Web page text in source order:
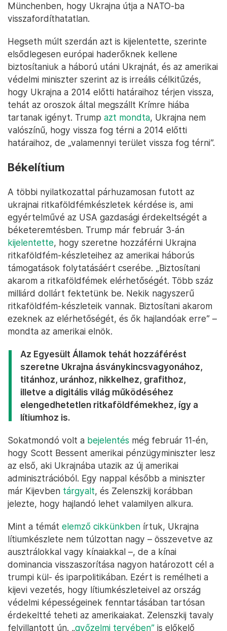
Münchenben, hogy Ukrajna útja a NATO-ba
visszafordíthatatlan.
Hegseth múlt szerdán azt is kijelentette, szerinte
elsődlegesen európai haderőknek kellene
biztosítaniuk a háború utáni Ukrajnát, és az amerikai
védelmi miniszter szerint az is irreális célkitűzés,
hogy Ukrajna a 2014 előtti határaihoz térjen vissza,
tehát az oroszok által megszállt Krímre hiába
tartanak igényt. Trump azt mondta, Ukrajna nem
valószínű, hogy vissza fog térni a 2014 előtti
határaihoz, de „valamennyi terület vissza fog térni”.
Békelítium
A többi nyilatkozattal párhuzamosan futott az
ukrajnai ritkaföldfémkészletek kérdése is, ami
egyértelművé az USA gazdasági érdekeltségét a
béketeremtésben. Trump már február 3-án
kijelentette, hogy szeretne hozzáférni Ukrajna
ritkaföldfém-készleteihez az amerikai háborús
támogatások folytatásáért cserébe. „Biztosítani
akarom a ritkaföldfémek elérhetőségét. Több száz
milliárd dollárt fektetünk be. Nekik nagyszerű
ritkaföldfém-készleteik vannak. Biztosítani akarom
ezeknek az elérhetőségét, és ők hajlandóak erre” –
mondta az amerikai elnök.
Az Egyesült Államok tehát hozzáférést
szeretne Ukrajna ásványkincsvagyonához,
titánhoz, uránhoz, nikkelhez, grafithoz,
illetve a digitális világ működéséhez
elengedhetetlen ritkaföldfémekhez, így a
lítiumhoz is.
Sokatmondó volt a bejelentés még február 11-én,
hogy Scott Bessent amerikai pénzügyminiszter lesz
az első, aki Ukrajnába utazik az új amerikai
adminisztrációból. Egy nappal később a miniszter
már Kijevben tárgyalt, és Zelenszkij korábban
jelezte, hogy hajlandó lehet valamilyen alkura.
Mint a témát elemző cikkünkben írtuk, Ukrajna
lítiumkészlete nem túlzottan nagy – összevetve az
ausztrálokkal vagy kínaiakkal –, de a kínai
dominancia visszaszorítása nagyon határozott cél a
trumpi kül- és iparpolitikában. Ezért is remélheti a
kijevi vezetés, hogy lítiumkészleteivel az ország
védelmi képességeinek fenntartásában tartósan
érdekeltté teheti az amerikaiakat. Zelenszkij tavaly
felvillantott ún. „győzelmi tervében” is előkelő